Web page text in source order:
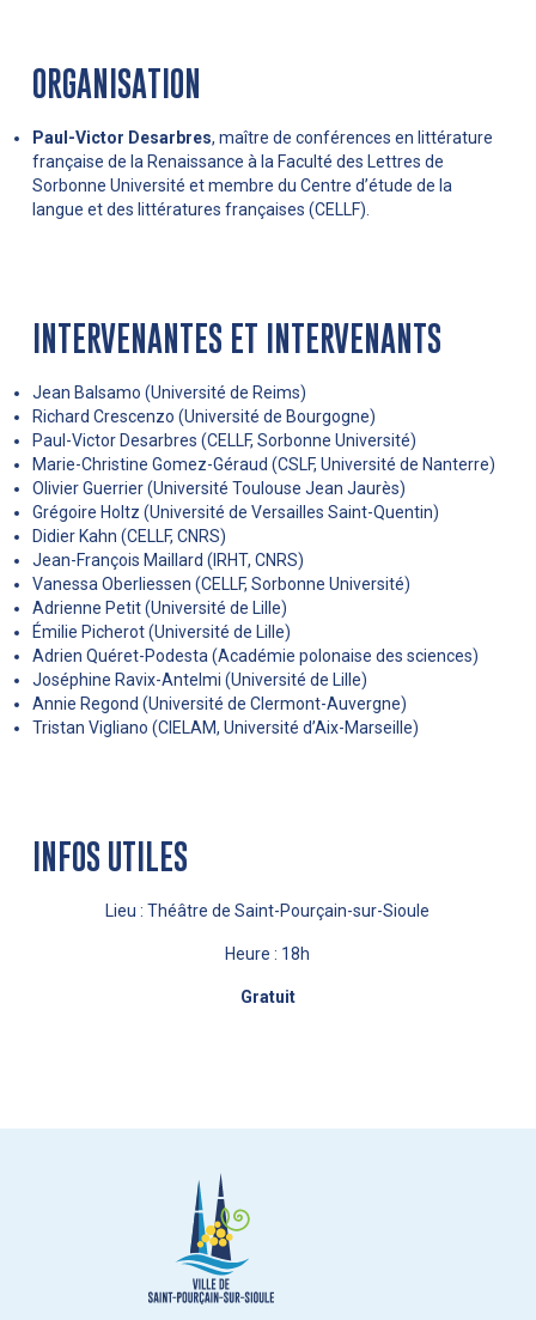
ORGANISATION
Paul-Victor Desarbres, maître de conférences en littérature
française de la Renaissance à la Faculté des Lettres de
Sorbonne Université et membre du Centre d’étude de la
langue et des littératures françaises (CELLF).
INTERVENANTES ET INTERVENANTS
Jean Balsamo (Université de Reims)
Richard Crescenzo (Université de Bourgogne)
Paul-Victor Desarbres (CELLF, Sorbonne Université)
Marie-Christine Gomez-Géraud (CSLF, Université de Nanterre)
Olivier Guerrier (Université Toulouse Jean Jaurès)
Grégoire Holtz (Université de Versailles Saint-Quentin)
Didier Kahn (CELLF, CNRS)
Jean-François Maillard (IRHT, CNRS)
Vanessa Oberliessen (CELLF, Sorbonne Université)
Adrienne Petit (Université de Lille)
Émilie Picherot (Université de Lille)
Adrien Quéret-Podesta (Académie polonaise des sciences)
Joséphine Ravix-Antelmi (Université de Lille)
Annie Regond (Université de Clermont-Auvergne)
Tristan Vigliano (CIELAM, Université d’Aix-Marseille)
INFOS UTILES
Lieu : Théâtre de Saint-Pourçain-sur-Sioule
Heure : 18h
Gratuit